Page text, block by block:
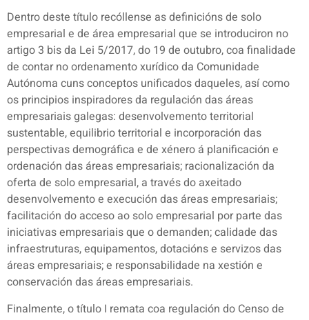
Dentro deste título recóllense as definicións de solo
empresarial e de área empresarial que se introduciron no
artigo 3 bis da Lei 5/2017, do 19 de outubro, coa finalidade
de contar no ordenamento xurídico da Comunidade
Autónoma cuns conceptos unificados daqueles, así como
os principios inspiradores da regulación das áreas
empresariais galegas: desenvolvemento territorial
sustentable, equilibrio territorial e incorporación das
perspectivas demográfica e de xénero á planificación e
ordenación das áreas empresariais; racionalización da
oferta de solo empresarial, a través do axeitado
desenvolvemento e execución das áreas empresariais;
facilitación do acceso ao solo empresarial por parte das
iniciativas empresariais que o demanden; calidade das
infraestruturas, equipamentos, dotacións e servizos das
áreas empresariais; e responsabilidade na xestión e
conservación das áreas empresariais.
Finalmente, o título I remata coa regulación do Censo de